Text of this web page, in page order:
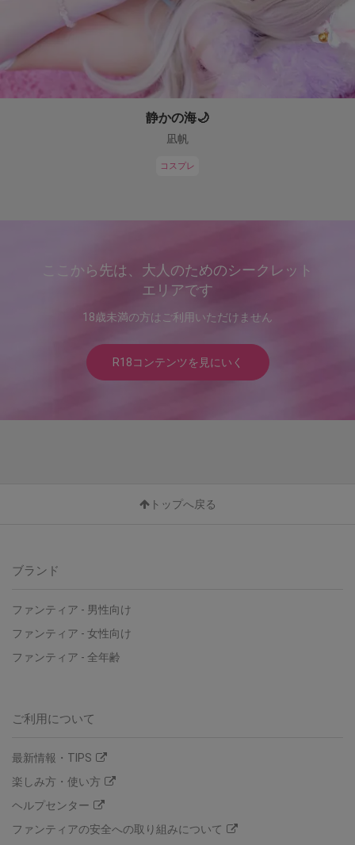
静かの海🌙
凪帆
コスプレ
ここから先は、大人のためのシークレット
エリアです
18歳未満の方はご利用いただけません
R18コンテンツを見にいく
トップへ戻る
ブランド
ファンティア - 男性向け
ファンティア - 女性向け
ファンティア - 全年齢
ご利用について
最新情報・TIPS
楽しみ方・使い方
ヘルプセンター
ファンティアの安全への取り組みについて